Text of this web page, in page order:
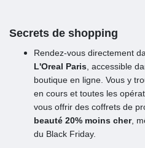
Secrets de shopping
Rendez-vous directement
L'Oreal Paris , accessible
boutique en ligne. Vous y
en cours et toutes les
vous offrir des coffrets de
beauté 20% moins cher,
du Black Friday.